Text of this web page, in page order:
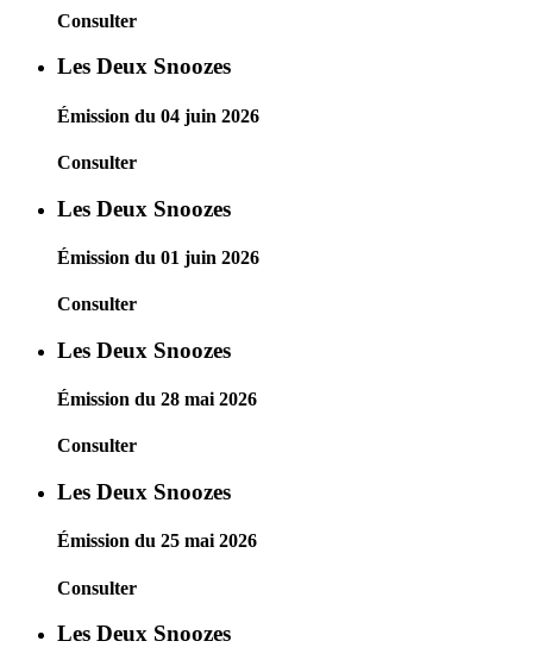
Consulter
Les Deux Snoozes
Émission du 04 juin 2026
Consulter
Les Deux Snoozes
Émission du 01 juin 2026
Consulter
Les Deux Snoozes
Émission du 28 mai 2026
Consulter
Les Deux Snoozes
Émission du 25 mai 2026
Consulter
Les Deux Snoozes